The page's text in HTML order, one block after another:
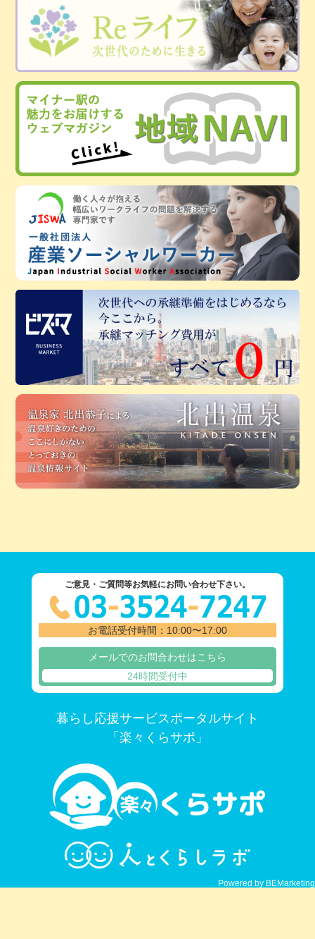
ご意見・ご質問等お気軽にお問い合わせ下さい。
お電話受付時間：10:00〜17:00
メールでのお問合わせはこちら
24時間受付中
暮らし応援サービスポータルサイト
「楽々くらサポ」
Powered by BEMarketing